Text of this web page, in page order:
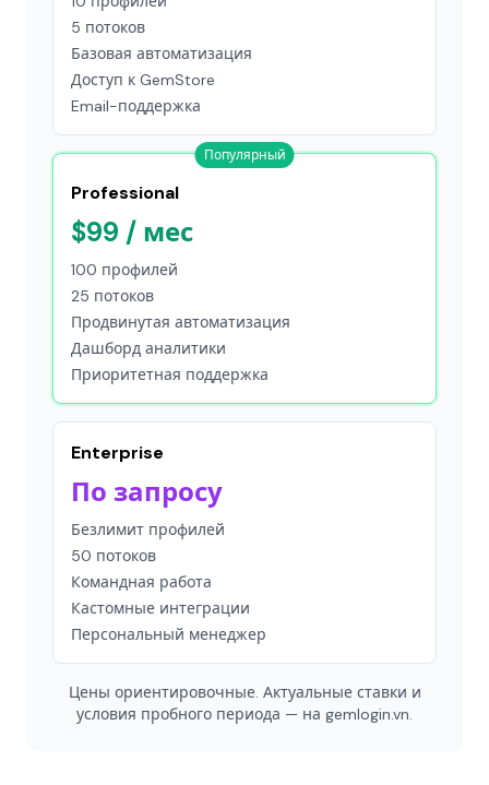
5 потоков
Базовая автоматизация
Доступ к GemStore
Email-поддержка
Популярный
Professional
$99 / мес
100 профилей
25 потоков
Продвинутая автоматизация
Дашборд аналитики
Приоритетная поддержка
Enterprise
По запросу
Безлимит профилей
50 потоков
Командная работа
Кастомные интеграции
Персональный менеджер
Цены ориентировочные. Актуальные ставки и
условия пробного периода — на gemlogin.vn.